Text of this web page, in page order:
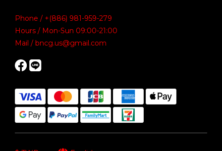
Phone / +(886) 981-959-279
Hours / Mon-Sun 09:00-21:00
Mail / bncg.us@gmail.com